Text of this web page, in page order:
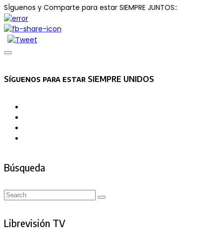
SÍguenos y Comparte para estar SIEMPRE JUNTOS::
Asides
Síguenos para estar SIEMPRE UNIDOS
Búsqueda
Search
Search
Librevisión TV